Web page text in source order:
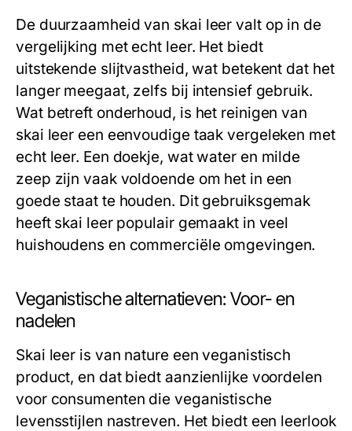
De duurzaamheid van skai leer valt op in de
vergelijking met echt leer. Het biedt
uitstekende slijtvastheid, wat betekent dat het
langer meegaat, zelfs bij intensief gebruik.
Wat betreft onderhoud, is het reinigen van
skai leer een eenvoudige taak vergeleken met
echt leer. Een doekje, wat water en milde
zeep zijn vaak voldoende om het in een
goede staat te houden. Dit gebruiksgemak
heeft skai leer populair gemaakt in veel
huishoudens en commerciële omgevingen.
Veganistische alternatieven: Voor- en
nadelen
Skai leer is van nature een veganistisch
product, en dat biedt aanzienlijke voordelen
voor consumenten die veganistische
levensstijlen nastreven. Het biedt een leerlook